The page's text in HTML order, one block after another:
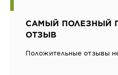
САМЫЙ ПОЛЕЗНЫЙ
ОТЗЫВ
Положительные отзывы